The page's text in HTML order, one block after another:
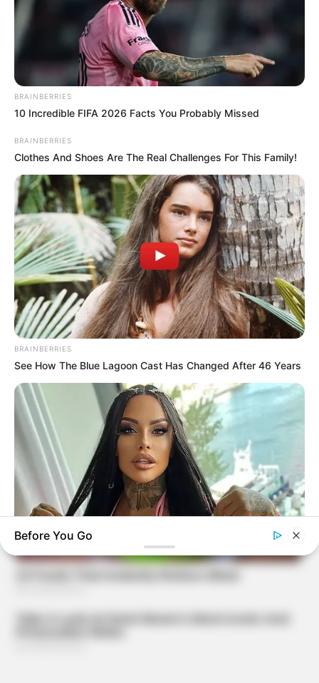
BRAINBERRIES
10 Incredible FIFA 2026 Facts You Probably Missed
BRAINBERRIES
Clothes And Shoes Are The Real Challenges For This Family!
BRAINBERRIES
See How The Blue Lagoon Cast Has Changed After 46 Years
BRAINBERRIES
Before You Go